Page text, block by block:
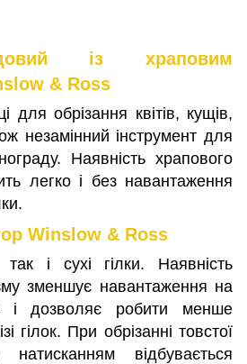
із храповим
& Ross
для обрізання квітів, кущів,
незамінний інструмент для
Наявність храпового
легко і без навантаження
Winslow & Ross
і сухі гілки. Наявність
зменшує навантаження на
і дозволяє робити менше
гілок. При обрізанні товстої
відбувається